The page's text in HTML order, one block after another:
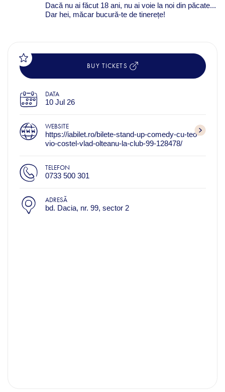
Dacă nu ai făcut 18 ani, nu ai voie la noi din păcate...
Dar hei, măcar bucură-te de tinerețe!
BUY TICKETS
DATA
10 Jul 26
WEBSITE
https://iabilet.ro/bilete-stand-up-comedy-cu-teo-
vio-costel-vlad-olteanu-la-club-99-128478/
TELEFON
0733 500 301
ADRESĂ
bd. Dacia, nr. 99, sector 2